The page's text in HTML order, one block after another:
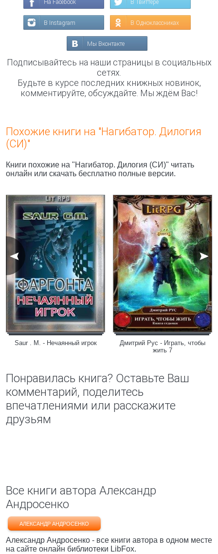
На Facebook В Твиттере
В Instagram В Одноклассниках
Мы Вконтакте
Подписывайтесь на наши страницы в социальных
сетях.
Будьте в курсе последних книжных новинок,
комментируйте, обсуждайте. Мы ждём Вас!
Похожие книги на "Нагибатор. Дилогия
(СИ)"
Книги похожие на "Нагибатор. Дилогия (СИ)" читать
онлайн или скачать бесплатно полные версии.
Saur . M. - Нечаянный игрок
Дмитрий Рус - Играть, чтобы
жить 7
Понравилась книга? Оставьте Ваш
комментарий, поделитесь
впечатлениями или расскажите
друзьям
Все книги автора Александр
Андросенко
АЛЕКСАНДР АНДРОСЕНКО
Александр Андросенко - все книги автора в одном месте
на сайте онлайн библиотеки LibFox.